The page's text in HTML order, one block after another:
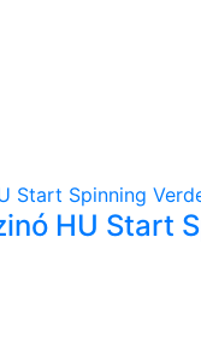
Start Spinning
HU Start